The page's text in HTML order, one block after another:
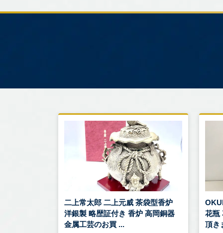
二上常太郎 二上元威 茶袋型香炉
洋銀製 略歴証付き 香炉 高岡銅器
金属工芸のお買 ...
花瓶
頂き